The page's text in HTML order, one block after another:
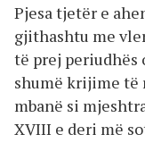
Pjesa tjetër e
gjithashtu me
të prej periudhës
shumë krijime të
mbanë si
XVIII e deri më